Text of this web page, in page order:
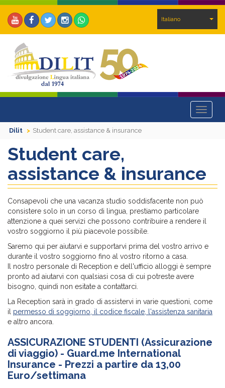
Italiano
Toggle
Dilit
Student care, assistance & insurance
Student care,
assistance & insurance
Consapevoli che una vacanza studio soddisfacente non può
consistere solo in un corso di lingua, prestiamo particolare
attenzione a quei servizi che possono contribuire a rendere il
vostro soggiorno il più piacevole possibile.
Saremo qui per aiutarvi e supportarvi prima del vostro arrivo e
durante il vostro soggiorno fino al vostro ritorno a casa.
Il nostro personale di Reception e dell'ufficio alloggi è sempre
pronto ad aiutarvi con qualsiasi cosa di cui potreste avere
bisogno, quindi non esitate a contattarci.
La Reception sarà in grado di assistervi in varie questioni, come
il permesso di soggiorno, il codice fiscale, l'assistenza sanitaria
e altro ancora.
ASSICURAZIONE STUDENTI (Assicurazione
di viaggio) - Guard.me International
Insurance - Prezzi a partire da 13,00
Euro/settimana